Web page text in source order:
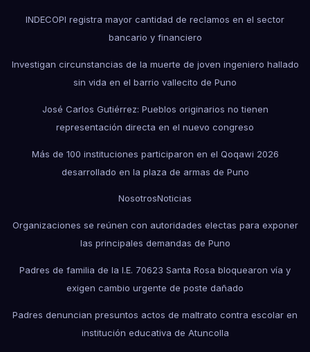
INDECOPI registra mayor cantidad de reclamos en el sector
bancario y financiero
Investigan circunstancias de la muerte de joven ingeniero hallado
sin vida en el barrio vallecito de Puno
José Carlos Gutiérrez: Pueblos originarios no tienen
representación directa en el nuevo congreso
Más de 100 instituciones participaron en el Qoqawi 2026
desarrollado en la plaza de armas de Puno
NosotrosNoticias
Organizaciones se reúnen con autoridades electas para exponer
las principales demandas de Puno
Padres de familia de la I.E. 70623 Santa Rosa bloquearon vía y
exigen cambio urgente de poste dañado
Padres denuncian presuntos actos de maltrato contra escolar en
institución educativa de Atuncolla